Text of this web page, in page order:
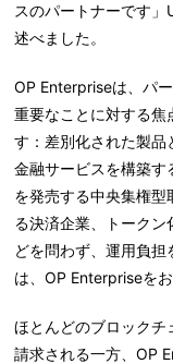
スのパートナーです
述べました。
OP Enterpriseは、パ
重要なことに対する焦
す：差別化された製
金融サービスを構築す
を発売する中央集権
る決済企業、トーク
どを問わず、運用負
は、OP Enterpriseをお
ほとんどのブロック
請求される一方、OP